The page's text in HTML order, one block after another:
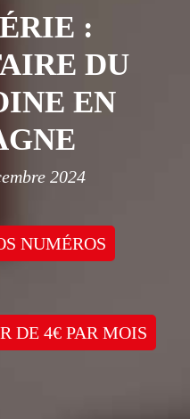
:
DU
EN
2024
NUMÉROS
DE 4€ PAR MOIS